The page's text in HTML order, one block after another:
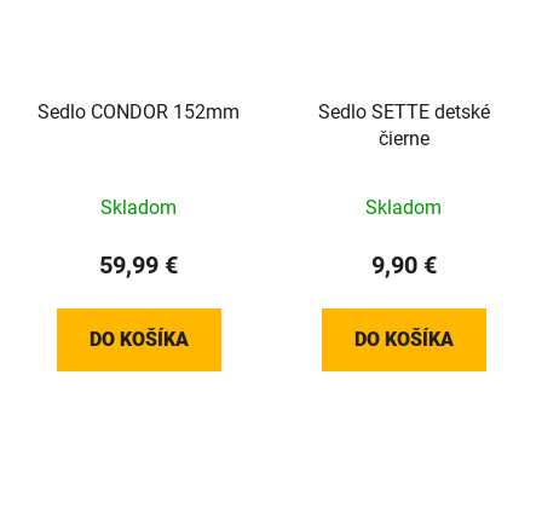
Sedlo CONDOR 152mm
Skladom
59,99 €
DO KOŠÍKA
Sedlo SETTE detské
čierne
Skladom
9,90 €
DO KOŠÍKA